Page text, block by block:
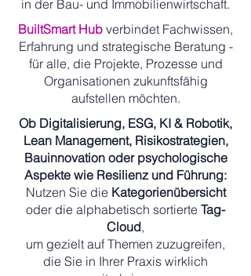
in der Bau- und Immobilienwirtschaft.
BuiltSmart Hub verbindet Fachwissen,
Erfahrung und strategische Beratung -
für alle, die Projekte, Prozesse und
Organisationen zukunftsfähig
aufstellen möchten.
Ob Digitalisierung, ESG, KI & Robotik,
Lean Management, Risikostrategien,
Bauinnovation oder psychologische
Aspekte wie Resilienz und Führung:
Nutzen Sie die Kategorienübersicht
oder die alphabetisch sortierte Tag-
Cloud,
um gezielt auf Themen zuzugreifen,
die Sie in Ihrer Praxis wirklich